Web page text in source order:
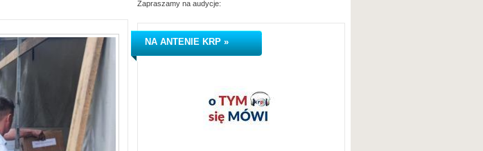
Zapraszamy na audycje:
NA ANTENIE KRP »